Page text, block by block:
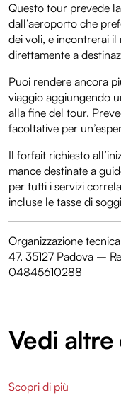
Questo tour prevede
dall’aeroporto che
dei voli, e incontrerai
direttamente a
Puoi rendere ancora
viaggio aggiungendo
alla fine del tour.
facoltative per
Il forfait richiesto
mance destinate a
per tutti i servizi
incluse le tasse di
Organizzazione
47, 35127 Padova –
04845610288
Vedi
Scopri di più